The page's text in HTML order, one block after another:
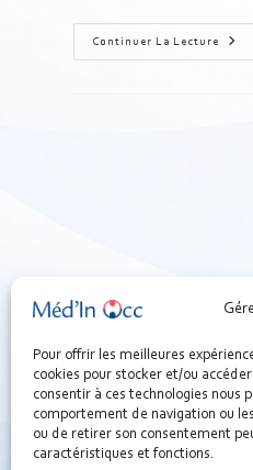
Pour offrir les meilleures
cookies pour stocker et/ou
consentir à ces technologies
comportement de navigation ou
ou de retirer son consentement
caractéristiques et fonctions.
Continuer La Lecture